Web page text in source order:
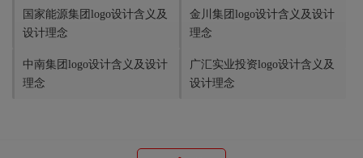
国家能源集团logo设计含义及
设计理念
金川集团logo设计含义及设计
理念
中南集团logo设计含义及设计
理念
广汇实业投资logo设计含义及
设计理念